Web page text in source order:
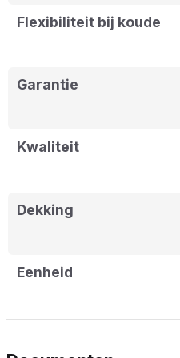
Flexibiliteit bij koude
Garantie
Kwaliteit
Dekking
Eenheid